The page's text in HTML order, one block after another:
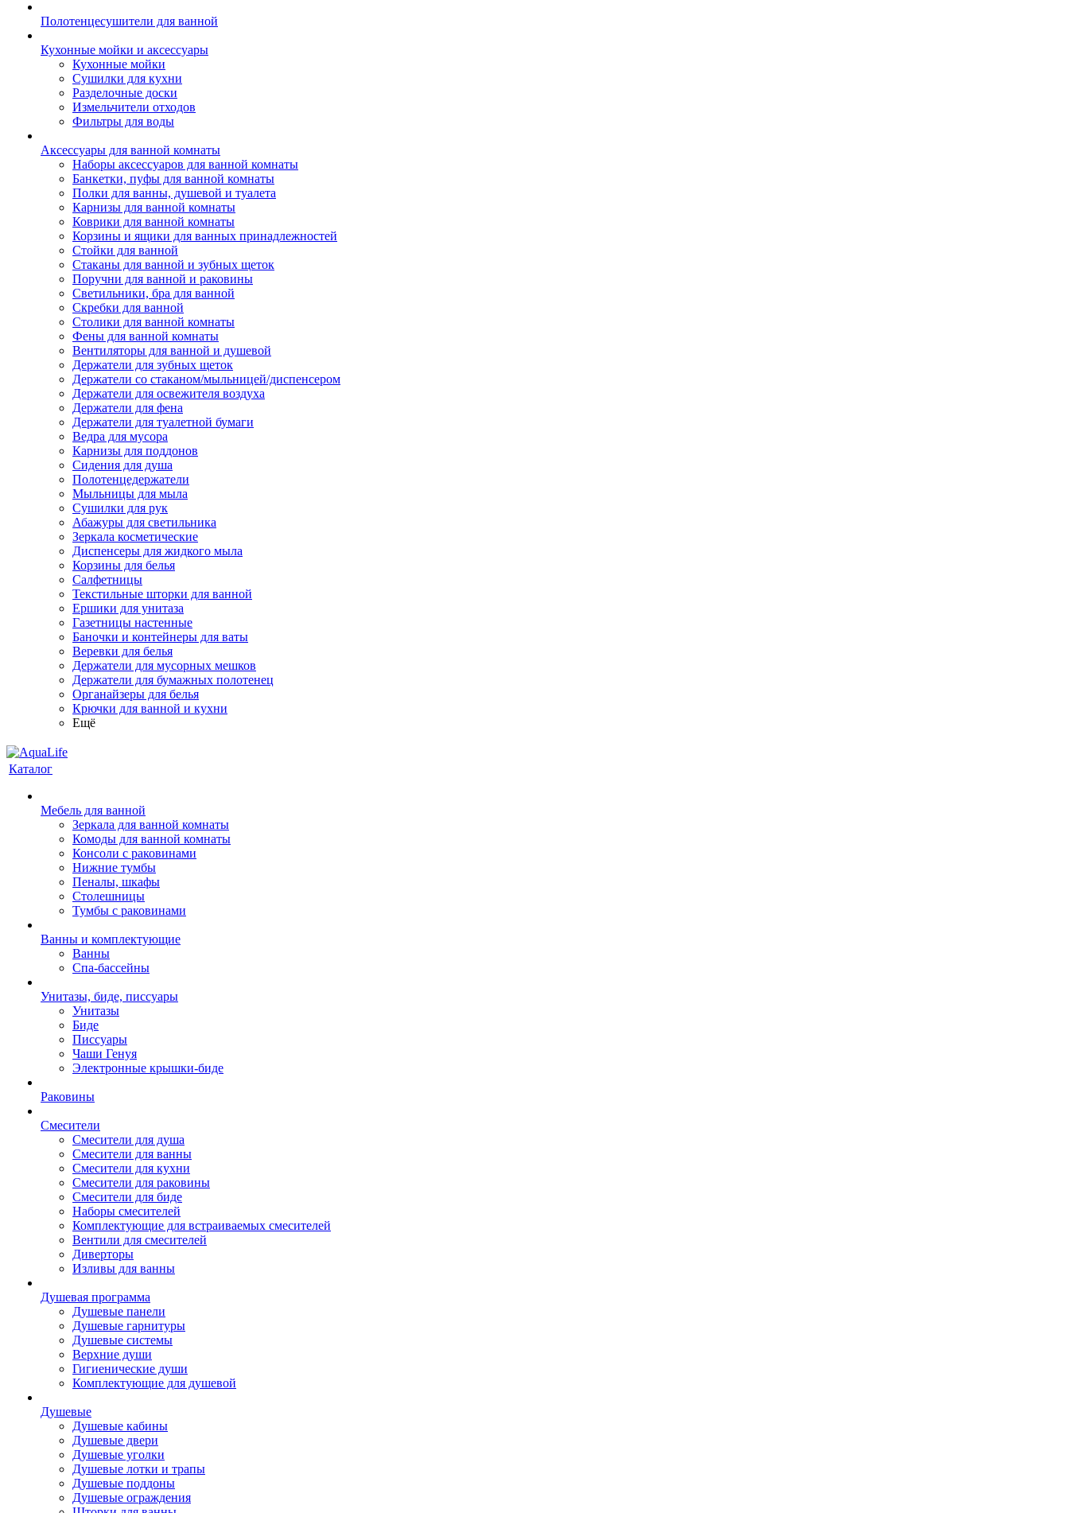
Полотенцесушители для ванной
Кухонные мойки и аксессуары
Кухонные мойки
Сушилки для кухни
Разделочные доски
Измельчители отходов
Фильтры для воды
Аксессуары для ванной комнаты
Наборы аксессуаров для ванной комнаты
Банкетки, пуфы для ванной комнаты
Полки для ванны, душевой и туалета
Карнизы для ванной комнаты
Коврики для ванной комнаты
Корзины и ящики для ванных принадлежностей
Стойки для ванной
Стаканы для ванной и зубных щеток
Поручни для ванной и раковины
Светильники, бра для ванной
Скребки для ванной
Столики для ванной комнаты
Фены для ванной комнаты
Вентиляторы для ванной и душевой
Держатели для зубных щеток
Держатели со стаканом/мыльницей/диспенсером
Держатели для освежителя воздуха
Держатели для фена
Держатели для туалетной бумаги
Ведра для мусора
Карнизы для поддонов
Сидения для душа
Полотенцедержатели
Мыльницы для мыла
Сушилки для рук
Абажуры для светильника
Зеркала косметические
Диспенсеры для жидкого мыла
Корзины для белья
Салфетницы
Текстильные шторки для ванной
Ершики для унитаза
Газетницы настенные
Баночки и контейнеры для ваты
Веревки для белья
Держатели для мусорных мешков
Держатели для бумажных полотенец
Органайзеры для белья
Крючки для ванной и кухни
Ещё
Каталог
Мебель для ванной
Зеркала для ванной комнаты
Комоды для ванной комнаты
Консоли с раковинами
Нижние тумбы
Пеналы, шкафы
Столешницы
Тумбы с раковинами
Ванны и комплектующие
Ванны
Спа-бассейны
Унитазы, биде, писсуары
Унитазы
Биде
Писсуары
Чаши Генуя
Электронные крышки-биде
Раковины
Смесители
Смесители для душа
Смесители для ванны
Смесители для кухни
Смесители для раковины
Смесители для биде
Наборы смесителей
Комплектующие для встраиваемых смесителей
Вентили для смесителей
Диверторы
Изливы для ванны
Душевая программа
Душевые панели
Душевые гарнитуры
Душевые системы
Верхние души
Гигиенические души
Комплектующие для душевой
Душевые
Душевые кабины
Душевые двери
Душевые уголки
Душевые лотки и трапы
Душевые поддоны
Душевые ограждения